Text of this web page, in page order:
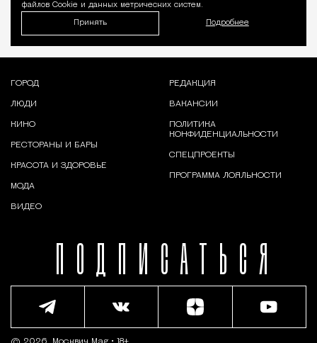
файлов Cookie и данных метрических систем.
Принять Подробнее
ПОДПИСАТЬСЯ
ГОРОД
ЛЮДИ
КИНО
РЕСТОРАНЫ И БАРЫ
КРАСОТА И ЗДОРОВЬЕ
МОДА
ВИДЕО
РЕДАКЦИЯ
ВАКАНСИИ
ПОЛИТИКА
КОНФИДЕНЦИАЛЬНОСТИ
СПЕЦПРОЕКТЫ
ПРОГРАММА ЛОЯЛЬНОСТИ